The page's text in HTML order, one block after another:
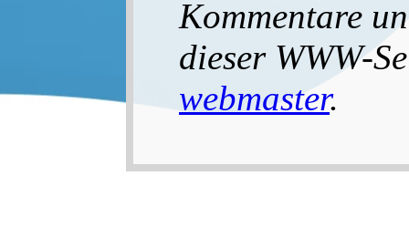
Kommentare
dieser WWW-
webmaster.